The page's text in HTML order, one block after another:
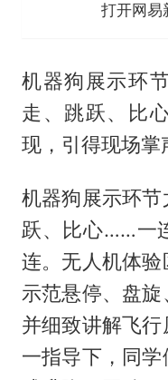
打开网易
机器狗展示环
走、跳跃、比
现，引得现场掌
机器狗展示环
跃、比心……一
连。无人机体
示范悬停、盘旋
并细致讲解飞
一指导下，同